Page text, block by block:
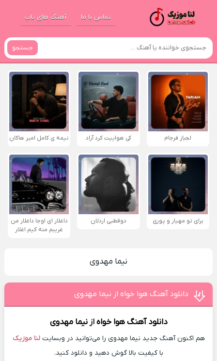
تماس با ما آهنگ های تاپ
جستجو
لجباز فرجام کی هواییت کرد آراد نیمه ی کامل امیر هاکان
برای تو مهیار و پوری دوقطبی اردلان
داغلار ای اوجا داغلار من
غریبم منه کیم اغلار
نیما مهدوی
دانلود آهنگ هوا خواه از نیما مهدوی
دانلود آهنگ هوا خواهازنیما مهدوی
هم اکنون آهنگ جدید نیما مهدوی را می‌توانید در وبسایتلنا موزیک
با کیفیت بالا گوش دهید و دانلود کنید.